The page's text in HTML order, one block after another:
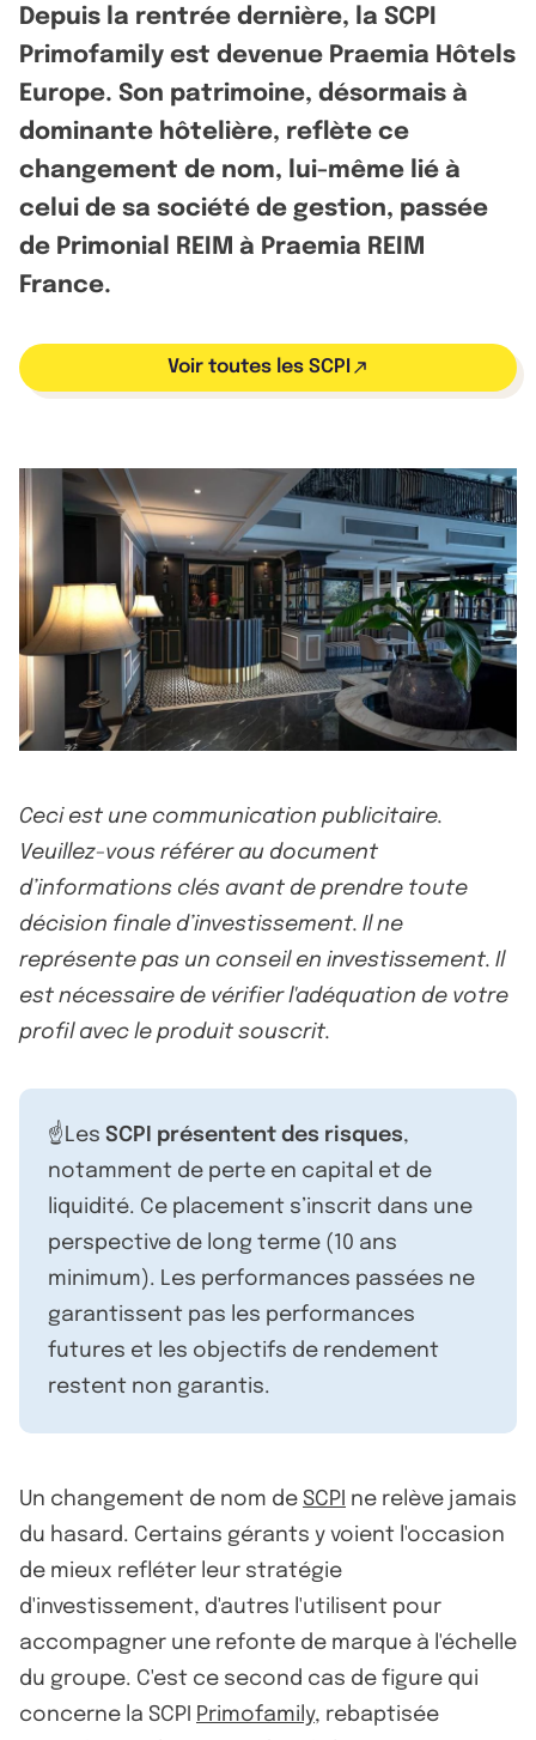
Depuis la rentrée dernière, la SCPI
Primofamily est devenue Praemia Hôtels
Europe. Son patrimoine, désormais à
dominante hôtelière, reflète ce
changement de nom, lui-même lié à
celui de sa société de gestion, passée
de Primonial REIM à Praemia REIM
France.
Voir toutes les SCPI
Ceci est une communication publicitaire.
Veuillez-vous référer au document
d’informations clés avant de prendre toute
décision finale d’investissement. Il ne
représente pas un conseil en investissement. Il
est nécessaire de vérifier l'adéquation de votre
profil avec le produit souscrit.
☝️Les SCPI présentent des risques,
notamment de perte en capital et de
liquidité. Ce placement s’inscrit dans une
perspective de long terme (10 ans
minimum). Les performances passées ne
garantissent pas les performances
futures et les objectifs de rendement
restent non garantis.
Un changement de nom de SCPI ne relève jamais
du hasard. Certains gérants y voient l'occasion
de mieux refléter leur stratégie
d'investissement, d'autres l'utilisent pour
accompagner une refonte de marque à l'échelle
du groupe. C'est ce second cas de figure qui
concerne la SCPI Primofamily, rebaptisée